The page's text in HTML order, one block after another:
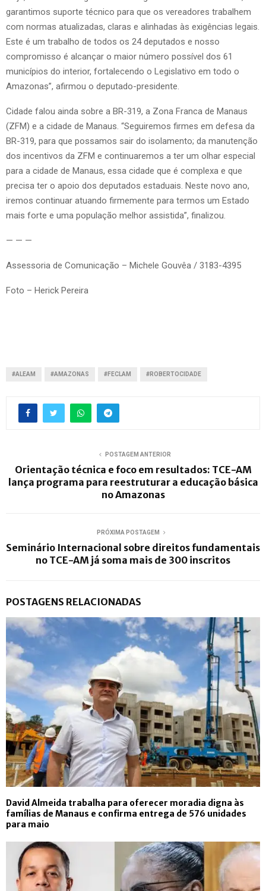
garantimos suporte técnico para que os vereadores trabalhem
com normas atualizadas, claras e alinhadas às exigências legais.
Este é um trabalho de todos os 24 deputados e nosso
compromisso é alcançar o maior número possível dos 61
municípios do interior, fortalecendo o Legislativo em todo o
Amazonas”, afirmou o deputado-presidente.
Cidade falou ainda sobre a BR-319, a Zona Franca de Manaus
(ZFM) e a cidade de Manaus. “Seguiremos firmes em defesa da
BR-319, para que possamos sair do isolamento; da manutenção
dos incentivos da ZFM e continuaremos a ter um olhar especial
para a cidade de Manaus, essa cidade que é complexa e que
precisa ter o apoio dos deputados estaduais. Neste novo ano,
iremos continuar atuando firmemente para termos um Estado
mais forte e uma população melhor assistida”, finalizou.
— — —
Assessoria de Comunicação – Michele Gouvêa / 3183-4395
Foto – Herick Pereira
#ALEAM #AMAZONAS #FECLAM #ROBERTOCIDADE
POSTAGEM ANTERIOR
Orientação técnica e foco em resultados: TCE-AM
lança programa para reestruturar a educação básica
no Amazonas
PRÓXIMA POSTAGEM
Seminário Internacional sobre direitos fundamentais
no TCE-AM já soma mais de 300 inscritos
POSTAGENS RELACIONADAS
David Almeida trabalha para oferecer moradia digna às
famílias de Manaus e confirma entrega de 576 unidades
para maio